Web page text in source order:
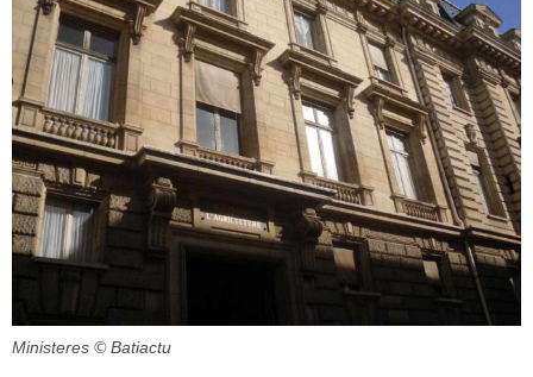
Ministeres © Batiactu